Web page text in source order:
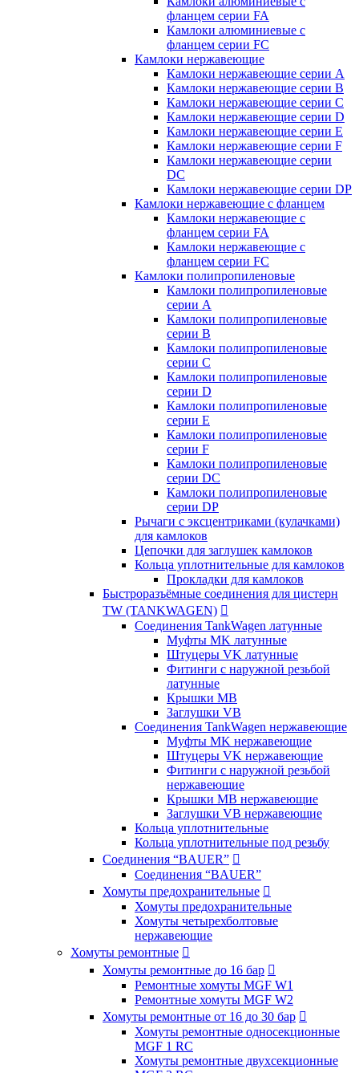
фланцем серии FA
Камлоки алюминиевые с
фланцем серии FC
Камлоки нержавеющие
Камлоки нержавеющие серии А
Камлоки нержавеющие серии В
Камлоки нержавеющие серии C
Камлоки нержавеющие серии D
Камлоки нержавеющие серии E
Камлоки нержавеющие серии F
Камлоки нержавеющие серии
DC
Камлоки нержавеющие серии DP
Камлоки нержавеющие с фланцем
Камлоки нержавеющие с
фланцем серии FA
Камлоки нержавеющие с
фланцем серии FC
Камлоки полипропиленовые
Камлоки полипропиленовые
серии А
Камлоки полипропиленовые
серии B
Камлоки полипропиленовые
серии C
Камлоки полипропиленовые
серии D
Камлоки полипропиленовые
серии Е
Камлоки полипропиленовые
серии F
Камлоки полипропиленовые
серии DC
Камлоки полипропиленовые
серии DP
Рычаги с эксцентриками (кулачками)
для камлоков
Цепочки для заглушек камлоков
Кольца уплотнительные для камлоков
Прокладки для камлоков
Быстроразъёмные соединения для цистерн
TW (TANKWAGEN) 
Соединения TankWagen латунные
Муфты MK латунные
Штуцеры VK латунные
Фитинги с наружной резьбой
латунные
Крышки MB
Заглушки VB
Соединения TankWagen нержавеющие
Муфты MK нержавеющие
Штуцеры VK нержавеющие
Фитинги с наружной резьбой
нержавеющие
Крышки MB нержавеющие
Заглушки VB нержавеющие
Кольца уплотнительные
Кольца уплотнительные под резьбу
Соединения “BAUER” 
Соединения “BAUER”
Хомуты предохранительные 
Хомуты предохранительные
Хомуты четырехболтовые
нержавеющие
Хомуты ремонтные 
Хомуты ремонтные до 16 бар 
Ремонтные хомуты MGF W1
Ремонтные хомуты MGF W2
Хомуты ремонтные от 16 до 30 бар 
Хомуты ремонтные односекционные
MGF 1 RC
Хомуты ремонтные двухсекционные